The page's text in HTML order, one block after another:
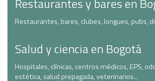
Restaurantes, bares, clubes, longues, pubs,
Salud y ciencia en Bogotá
Hospitales, clínicas, centros médicos, EPS,
estética, salud prepagada, veterinarios...